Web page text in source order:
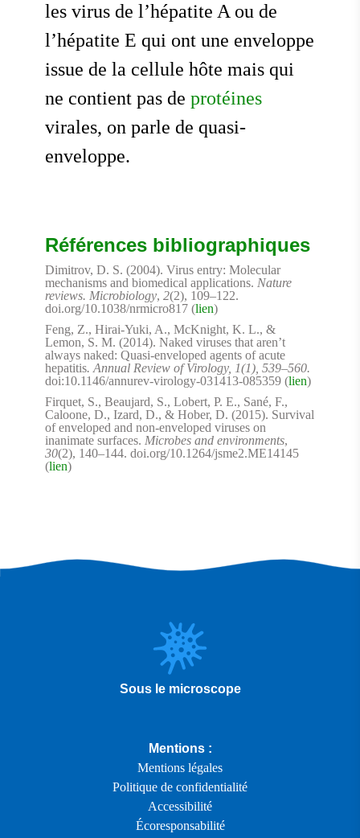
les virus de l’hépatite A ou de
l’hépatite E qui ont une enveloppe
issue de la cellule hôte mais qui
ne contient pas de protéines
virales, on parle de quasi-
enveloppe.
Références bibliographiques
Dimitrov, D. S. (2004). Virus entry: Molecular
mechanisms and biomedical applications. Nature
reviews. Microbiology, 2(2), 109–122.
doi.org/10.1038/nrmicro817 (lien)
Feng, Z., Hirai-Yuki, A., McKnight, K. L., &
Lemon, S. M. (2014). Naked viruses that aren’t
always naked: Quasi-enveloped agents of acute
hepatitis. Annual Review of Virology, 1(1), 539–560.
doi:10.1146/annurev-virology-031413-085359 (lien)
Firquet, S., Beaujard, S., Lobert, P. E., Sané, F.,
Caloone, D., Izard, D., & Hober, D. (2015). Survival
of enveloped and non-enveloped viruses on
inanimate surfaces. Microbes and environments,
30(2), 140–144. doi.org/10.1264/jsme2.ME14145
(lien)
Sous le microscope
Mentions :
Mentions légales
Politique de confidentialité
Accessibilité
Écoresponsabilité